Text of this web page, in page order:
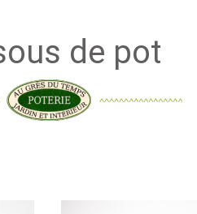
de pot